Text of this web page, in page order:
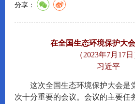
分享：
在全国生态环境保护大
（2023年7月17日
习近平
这次全国生态环境保护大会是
次十分重要的会议。会议的主要任